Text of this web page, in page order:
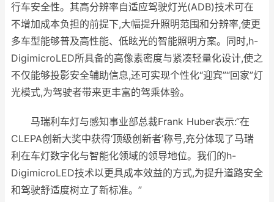
行车安全性。其高分辨率自适应驾驶灯光(ADB)技术可在
不增加成本负担的前提下,大幅提升照明范围和分辨率,使更
多车型能够普及高性能、低眩光的智能照明方案。同时,h-
DigimicroLED所具备的高像素密度与紧凑轻量化设计,使之
不仅能够投影安全辅助信息,还可实现个性化“迎宾”“回家”灯
光模式,为驾驶者带来更丰富的驾乘体验。
马瑞利车灯与感知事业部总裁Frank Huber表示:“在
CLEPA创新大奖中获得‘顶级创新者’称号,充分体现了马瑞
利在车灯数字化与智能化领域的领导地位。我们的h-
DigimicroLED技术以更具成本效益的方式,为提升道路安全
和驾驶舒适度树立了新标准。”